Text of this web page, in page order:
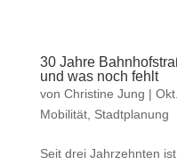
30 Jahre
und was noch fehlt
von Christine Jung |
Mobilität, Stadtplanung
Seit drei Jahrzehnten